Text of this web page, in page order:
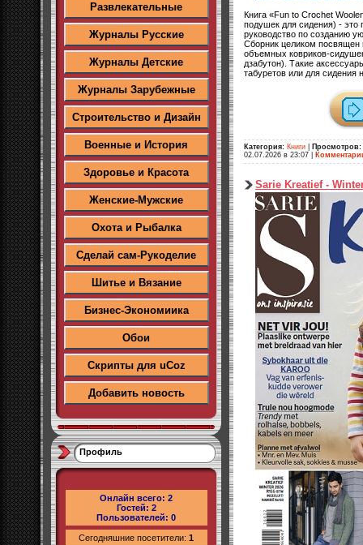
Развлекательные
Журналы Русские
Журналы Детские
Журналы Зарубежные
Строительство и Дизайн
Военные и История
Здоровье и Красота
Женские-Мужские
Охота и Рыбалка
Сделай сам-Рукоделие
Шитье и Вязание
Бизнес-Экономиика
Обои
Скрипты для uCoz
Добавить новость
Профиль
Онлайн всего: 2
Гостей: 2
Пользователей: 0
Сегодняшние посетители: 1
Книга «Fun to Crochet
подушек для сидения) - это
руководство по созданию
Сборник целиком посвящен
объемных ковриков-
дзабутон). Такие
табуретов или для сидения
Категория: Книги Просмотров:
02.07.2026 в 23:07
Sarie Kreatief -